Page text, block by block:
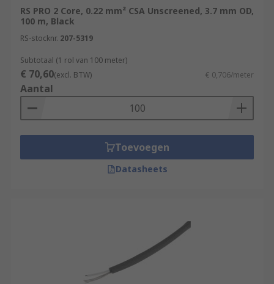
RS PRO 2 Core, 0.22 mm² CSA Unscreened, 3.7 mm OD,
100 m, Black
RS-stocknr. 207-5319
Subtotaal (1 rol van 100 meter)
€ 70,60(excl. BTW) € 0,706/meter
Aantal
Toevoegen
Datasheets